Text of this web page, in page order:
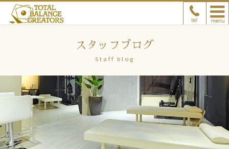
スタッフブログ
Staff blog